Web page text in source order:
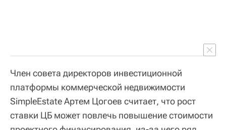
Член совета директоров инвестиционной
платформы коммерческой недвижимости
SimpleEstate Артем Цогоев считает, что рост
ставки ЦБ может повлечь повышение стоимости